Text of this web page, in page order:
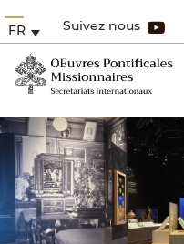
Suivez nous
FR